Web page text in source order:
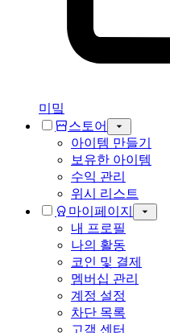
미밐
스토어
아이템 만들기
보유한 아이템
수익 관리
위시 리스트
마이페이지
내 프로필
나의 활동
코인 및 결제
멤버십 관리
계정 설정
차단 목록
고객 센터